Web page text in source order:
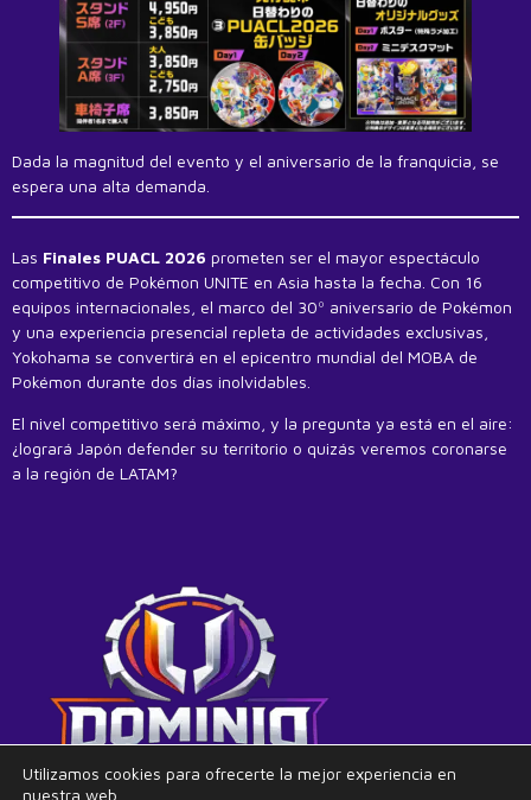
Dada la magnitud del evento y el aniversario de la franquicia, se
espera una alta demanda.
Las Finales PUACL 2026 prometen ser el mayor espectáculo
competitivo de Pokémon UNITE en Asia hasta la fecha. Con 16
equipos internacionales, el marco del 30º aniversario de Pokémon
y una experiencia presencial repleta de actividades exclusivas,
Yokohama se convertirá en el epicentro mundial del MOBA de
Pokémon durante dos días inolvidables.
El nivel competitivo será máximo, y la pregunta ya está en el aire:
¿logrará Japón defender su territorio o quizás veremos coronarse
a la región de LATAM?
Utilizamos cookies para ofrecerte la mejor experiencia en
nuestra web.